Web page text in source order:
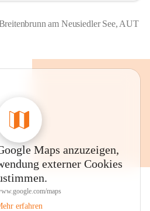
am Neusiedler See, AUT
Maps anzuzeigen,
externer Cookies
maps
erfahren